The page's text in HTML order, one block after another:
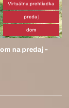
Virtuálna prehliadka
predaj
dom
na predaj -